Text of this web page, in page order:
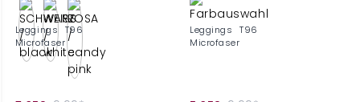
Leggings T96
Microfaser
Leggings T96
Microfaser